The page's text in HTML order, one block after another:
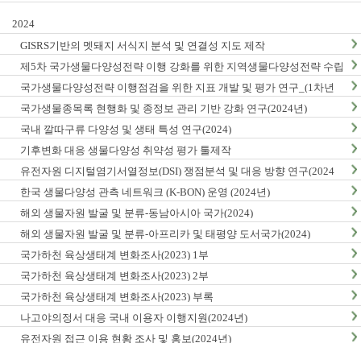
2024
GISRS기반의 멧돼지 서식지 분석 및 연결성 지도 제작
제5차 국가생물다양성전략 이행 강화를 위한 지역생물다양성전략 수립
및 이행 방안 연구
국가생물다양성전략 이행점검을 위한 지표 개발 및 평가 연구_(1차년
도)
국가생물종목록 현행화 및 종정보 관리 기반 강화 연구(2024년)
국내 깔따구류 다양성 및 생태 특성 연구(2024)
기후변화 대응 생물다양성 취약성 평가 툴제작
유전자원 디지털염기서열정보(DSI) 쟁점분석 및 대응 방향 연구(2024
년)
한국 생물다양성 관측 네트워크 (K-BON) 운영 (2024년)
해외 생물자원 발굴 및 분류-동남아시아 국가(2024)
해외 생물자원 발굴 및 분류-아프리카 및 태평양 도서국가(2024)
국가하천 육상생태계 변화조사(2023) 1부
국가하천 육상생태계 변화조사(2023) 2부
국가하천 육상생태계 변화조사(2023) 부록
나고야의정서 대응 국내 이용자 이행지원(2024년)
유전자원 접근 이용 현황 조사 및 홍보(2024년)